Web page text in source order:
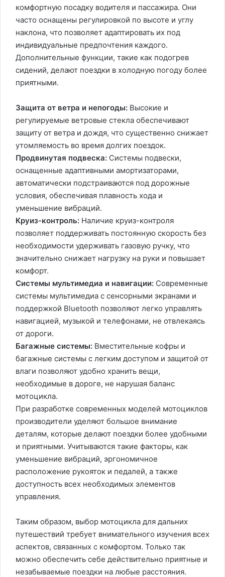
комфортную посадку водителя и пассажира. Они
часто оснащены регулировкой по высоте и углу
наклона, что позволяет адаптировать их под
индивидуальные предпочтения каждого.
Дополнительные функции, такие как подогрев
сидений, делают поездки в холодную погоду более
приятными.
Защита от ветра и непогоды: Высокие и
регулируемые ветровые стекла обеспечивают
защиту от ветра и дождя, что существенно снижает
утомляемость во время долгих поездок.
Продвинутая подвеска: Системы подвески,
оснащенные адаптивными амортизаторами,
автоматически подстраиваются под дорожные
условия, обеспечивая плавность хода и
уменьшение вибраций.
Круиз-контроль: Наличие круиз-контроля
позволяет поддерживать постоянную скорость без
необходимости удерживать газовую ручку, что
значительно снижает нагрузку на руки и повышает
комфорт.
Системы мультимедиа и навигации: Современные
системы мультимедиа с сенсорными экранами и
поддержкой Bluetooth позволяют легко управлять
навигацией, музыкой и телефонами, не отвлекаясь
от дороги.
Багажные системы: Вместительные кофры и
багажные системы с легким доступом и защитой от
влаги позволяют удобно хранить вещи,
необходимые в дороге, не нарушая баланс
мотоцикла.
При разработке современных моделей мотоциклов
производители уделяют большое внимание
деталям, которые делают поездки более удобными
и приятными. Учитываются такие факторы, как
уменьшение вибраций, эргономичное
расположение рукояток и педалей, а также
доступность всех необходимых элементов
управления.
Таким образом, выбор мотоцикла для дальних
путешествий требует внимательного изучения всех
аспектов, связанных с комфортом. Только так
можно обеспечить себе действительно приятные и
незабываемые поездки на любые расстояния.